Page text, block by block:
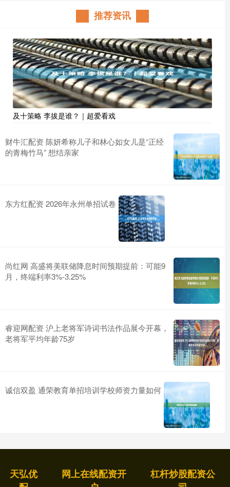
推荐资讯
及十策略 李拔是谁？｜超爱看戏
财牛汇配资 陈妍希称儿子和林心如女儿是“正经
的青梅竹马” 想结亲家
东方红配资 2026年永州单招试卷
尚红网 高盛将美联储降息时间预期提前：可能9
月，终端利率3%-3.25%
睿迎网配资 沪上老将军诗词书法作品展今开幕，
老将军平均年龄75岁
诚信双盈 通荣教育单招培训学校师资力量如何
天弘优
网上在线配资开
杠杆炒股配资公